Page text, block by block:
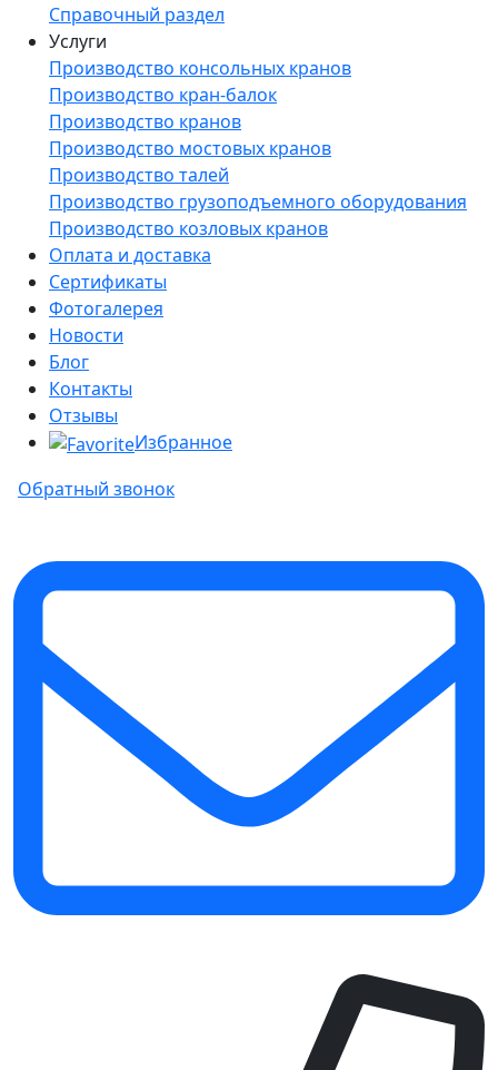
Справочный раздел
Услуги
Производство консольных кранов
Производство кран-балок
Производство кранов
Производство мостовых кранов
Производство талей
Производство грузоподъемного оборудования
Производство козловых кранов
Оплата и доставка
Сертификаты
Фотогалерея
Новости
Блог
Контакты
Отзывы
Избранное
Обратный звонок